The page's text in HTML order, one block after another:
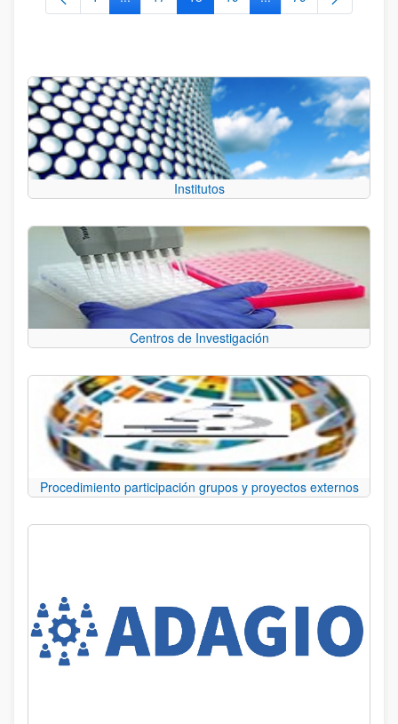
Institutos
Centros de Investigación
Procedimiento participación grupos y proyectos externos